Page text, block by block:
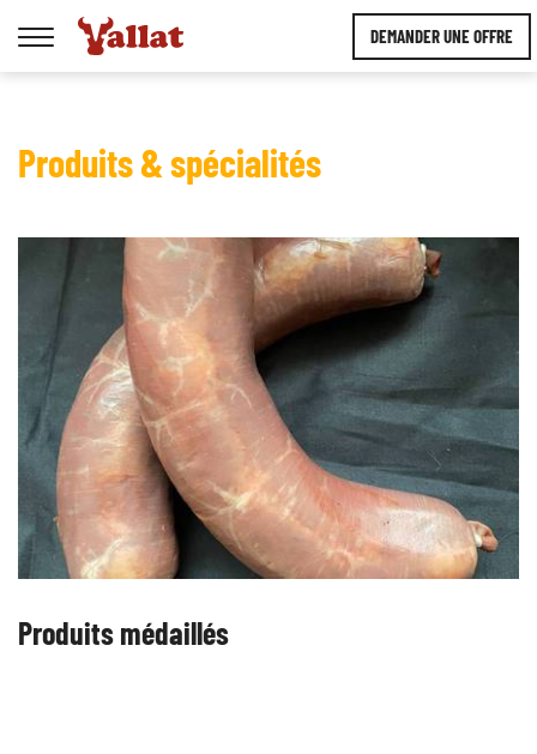
DEMANDER UNE OFFRE
Afficher
la
Produits & spécialités
Produits médaillés